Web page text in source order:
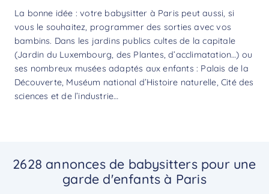
La bonne idée : votre babysitter à Paris peut aussi, si
vous le souhaitez, programmer des sorties avec vos
bambins. Dans les jardins publics cultes de la capitale
(Jardin du Luxembourg, des Plantes, d’acclimatation…) ou
ses nombreux musées adaptés aux enfants : Palais de la
Découverte, Muséum national d’Histoire naturelle, Cité des
sciences et de l’industrie…
2628 annonces de babysitters pour une
garde d'enfants à Paris